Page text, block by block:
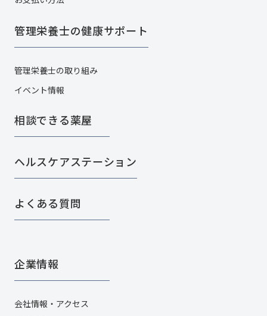
管理栄養士の健康サポート
管理栄養士の取り組み
イベント情報
相談できる薬屋
ヘルスケアステーション
よくある質問
企業情報
会社情報・アクセス